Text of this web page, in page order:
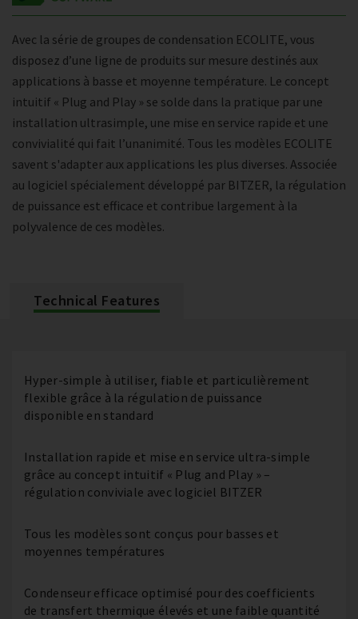
Avec la série de groupes de condensation ECOLITE, vous
disposez d’une ligne de produits sur mesure destinés aux
applications à basse et moyenne température. Le concept
intuitif « Plug and Play » se solde dans la pratique par une
installation ultrasimple, une mise en service rapide et une
convivialité qui fait l’unanimité. Tous les modèles ECOLITE
savent s'adapter aux applications les plus diverses. Associée
au logiciel spécialement développé par BITZER, la régulation
de puissance est efficace et contribue largement à la
polyvalence de ces modèles.
Technical Features
Hyper-simple à utiliser, fiable et particulièrement
flexible grâce à la régulation de puissance
disponible en standard
Installation rapide et mise en service ultra-simple
grâce au concept intuitif « Plug and Play » –
régulation conviviale avec logiciel BITZER
Tous les modèles sont conçus pour basses et
moyennes températures
Condenseur efficace optimisé pour des coefficients
de transfert thermique élevés et une faible quantité